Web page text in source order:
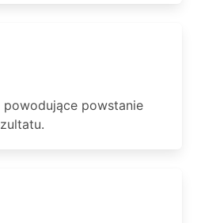
powodujące powstanie